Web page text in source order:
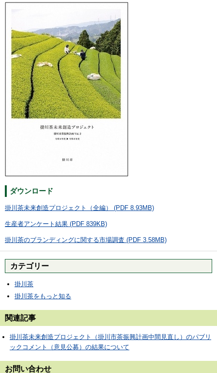
ダウンロード
掛川茶未来創造プロジェクト（全編） (PDF 8.93MB)
生産者アンケート結果 (PDF 839KB)
掛川茶のブランディングに関する市場調査 (PDF 3.58MB)
カテゴリー
掛川茶
掛川茶をもっと知る
関連記事
掛川茶未来創造プロジェクト（掛川市茶振興計画中間見直し）のパブリ
ックコメント（意見公募）の結果について
お問い合わせ